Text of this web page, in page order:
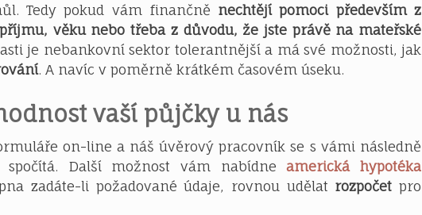
Tedy pokud vám finančně nechtějí pomoci především z
věku nebo třeba z důvodu, že jste právě na mateřské
je nebankovní sektor tolerantnější a má své možnosti, jak
. A navíc v poměrně krátkém časovém úseku.
vaší půjčky u nás
on-line a náš úvěrový pracovník se s vámi následně
Další možnost vám nabídneamerická hypotéka
zadáte-li požadované údaje, rovnou udělat rozpočet pro